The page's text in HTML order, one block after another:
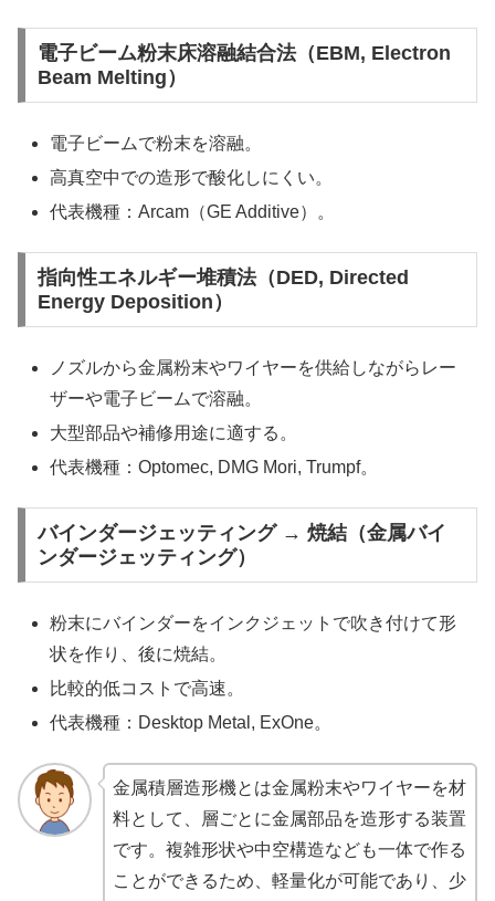
電子ビーム粉末床溶融結合法（EBM, Electron
Beam Melting）
電子ビームで粉末を溶融。
高真空中での造形で酸化しにくい。
代表機種：Arcam（GE Additive）。
指向性エネルギー堆積法（DED, Directed
Energy Deposition）
ノズルから金属粉末やワイヤーを供給しながらレー
ザーや電子ビームで溶融。
大型部品や補修用途に適する。
代表機種：Optomec, DMG Mori, Trumpf。
バインダージェッティング → 焼結（金属バイ
ンダージェッティング）
粉末にバインダーをインクジェットで吹き付けて形
状を作り、後に焼結。
比較的低コストで高速。
代表機種：Desktop Metal, ExOne。
金属積層造形機とは金属粉末やワイヤーを材
料として、層ごとに金属部品を造形する装置
です。複雑形状や中空構造なども一体で作る
ことができるため、軽量化が可能であり、少